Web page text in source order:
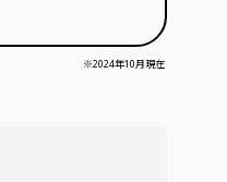
※2024年10月現在